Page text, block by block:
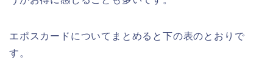
エポスカードについてまとめると下の表のとおりで
す。